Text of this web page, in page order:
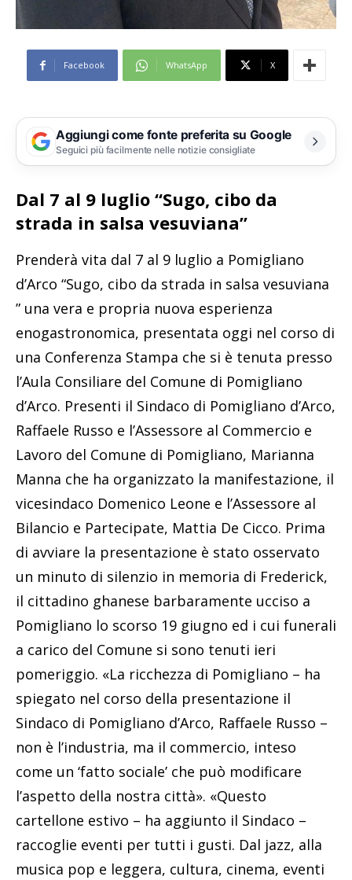
Facebook WhatsApp X
Aggiungi come fonte preferita su Google
Seguici più facilmente nelle notizie consigliate
Dal 7 al 9 luglio “Sugo, cibo da
strada in salsa vesuviana”
Prenderà vita dal 7 al 9 luglio a Pomigliano
d’Arco “Sugo, cibo da strada in salsa vesuviana
” una vera e propria nuova esperienza
enogastronomica, presentata oggi nel corso di
una Conferenza Stampa che si è tenuta presso
l’Aula Consiliare del Comune di Pomigliano
d’Arco. Presenti il Sindaco di Pomigliano d’Arco,
Raffaele Russo e l’Assessore al Commercio e
Lavoro del Comune di Pomigliano, Marianna
Manna che ha organizzato la manifestazione, il
vicesindaco Domenico Leone e l’Assessore al
Bilancio e Partecipate, Mattia De Cicco. Prima
di avviare la presentazione è stato osservato
un minuto di silenzio in memoria di Frederick,
il cittadino ghanese barbaramente ucciso a
Pomigliano lo scorso 19 giugno ed i cui funerali
a carico del Comune si sono tenuti ieri
pomeriggio. «La ricchezza di Pomigliano – ha
spiegato nel corso della presentazione il
Sindaco di Pomigliano d’Arco, Raffaele Russo –
non è l’industria, ma il commercio, inteso
come un ‘fatto sociale’ che può modificare
l’aspetto della nostra città». «Questo
cartellone estivo – ha aggiunto il Sindaco –
raccoglie eventi per tutti i gusti. Dal jazz, alla
musica pop e leggera, cultura, cinema, eventi